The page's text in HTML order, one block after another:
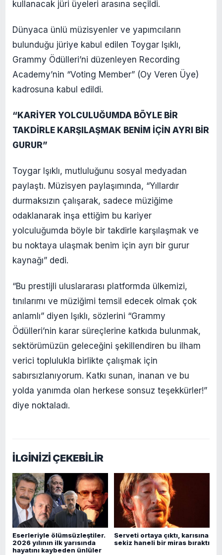
kullanacak jüri üyeleri arasına seçildi.
Dünyaca ünlü müzisyenler ve yapımcıların
bulunduğu jüriye kabul edilen Toygar Işıklı,
Grammy Ödülleri’ni düzenleyen Recording
Academy’nin “Voting Member” (Oy Veren Üye)
kadrosuna kabul edildi.
“KARİYER YOLCULUĞUMDA BÖYLE BİR
TAKDİRLE KARŞILAŞMAK BENİM İÇİN AYRI BİR
GURUR”
Toygar Işıklı, mutluluğunu sosyal medyadan
paylaştı. Müzisyen paylaşımında, “Yıllardır
durmaksızın çalışarak, sadece müziğime
odaklanarak inşa ettiğim bu kariyer
yolculuğumda böyle bir takdirle karşılaşmak ve
bu noktaya ulaşmak benim için ayrı bir gurur
kaynağı” dedi.
“Bu prestijli uluslararası platformda ülkemizi,
tınılarımı ve müziğimi temsil edecek olmak çok
anlamlı” diyen Işıklı, sözlerini “Grammy
Ödülleri’nin karar süreçlerine katkıda bulunmak,
sektörümüzün geleceğini şekillendiren bu ilham
verici toplulukla birlikte çalışmak için
sabırsızlanıyorum. Katkı sunan, inanan ve bu
yolda yanımda olan herkese sonsuz teşekkürler!”
diye noktaladı.
İLGİNİZİ ÇEKEBİLİR
Eserleriyle ölümsüzleştiler.
2026 yılının ilk yarısında
hayatını kaybeden ünlüler
Serveti ortaya çıktı, karısına
sekiz haneli bir miras bıraktı